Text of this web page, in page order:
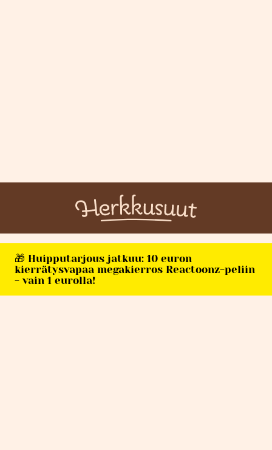
🎁 Huipputarjous jatkuu: 10 euron
kierrätysvapaa megakierros Reactoonz-peliin
- vain 1 eurolla!